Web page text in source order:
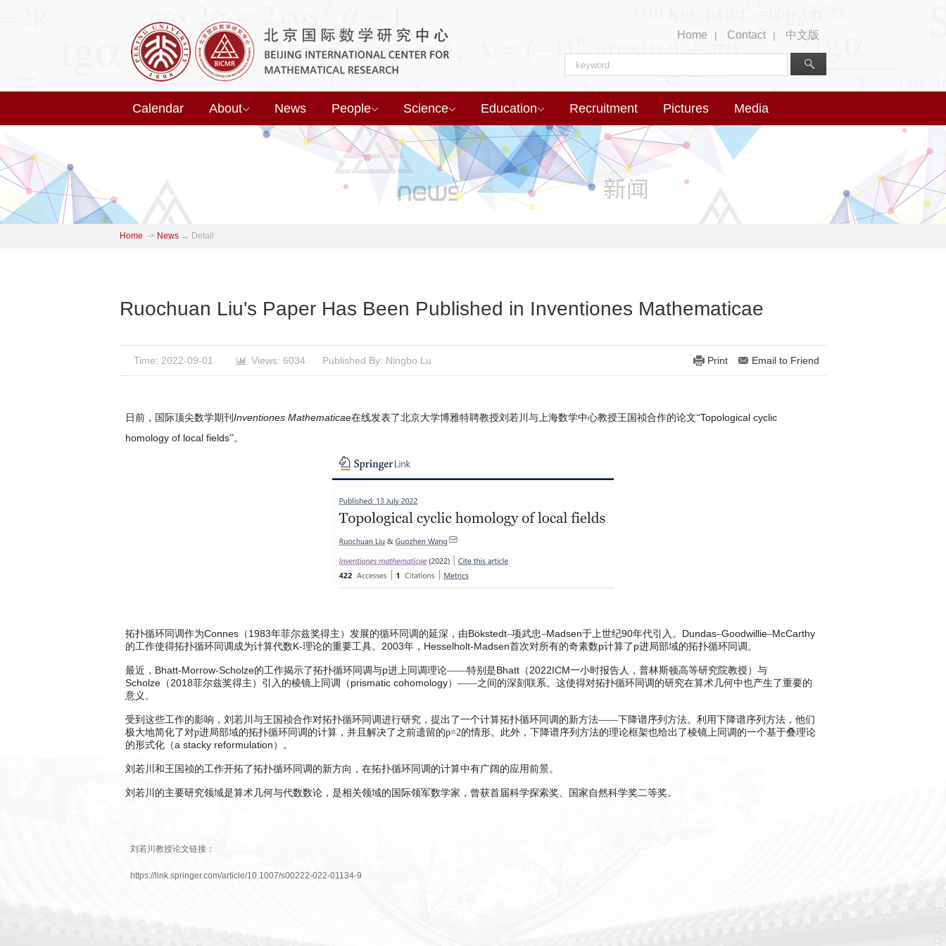
Home | Contact | 中文版
Calendar About News People Science Education Recruitment Pictures Media
Home -> News → Detail
Ruochuan Liu's Paper Has Been Published in Inventiones Mathematicae
Time: 2022-09-01 Views: 6034 Published By: Ningbo Lu Print Email to Friend
日前，国际顶尖数学期刊 Inventiones Mathematicae在线发表了北京大学博雅特聘教授刘若川与上海数学中心教授王国祯合作的论文“Topological cyclic
homology of local fields”。
拓扑循环同调作为Connes （ 1983年菲尔兹奖得主）发展的循环同调的延深，由Bökstedt–项武忠–Madsen于上世纪90年代引入。 Dundas–Goodwillie–McCarthy
的工作使得拓扑循环同调成为计算代数K-理论的重要工具。 2003年， Hesselholt-Madsen首次对所有的奇素数p计算了 p进局部域的拓扑循环同调。
最近， Bhatt-Morrow-Scholze的工作揭示了拓扑循环同调与p进上同调理论——特别是Bhatt （ 2022ICM一小时报告人，普林斯顿高等研究院教授）与
Scholze （ 2018菲尔兹奖得主）引入的棱镜上同调（ prismatic cohomology）——之间的深刻联系。这使得对拓扑循环同调的研究在算术几何中也产生了重要的
意义。
受到这些工作的影响，刘若川与王国祯合作对拓扑循环同调进行研究，提出了一个计算拓扑循环同调的新方法——下降谱序列方法。利用下降谱序列方法，他们
极大地简化了对p进局部域的拓扑循环同调的计算，并且解决了之前遗留的p=2的情形。此外，下降谱序列方法的理论框架也给出了棱镜上同调的一个基于叠理论
的形式化（a stacky reformulation ）。
刘若川和王国祯的工作开拓了拓扑循环同调的新方向，在拓扑循环同调的计算中有广阔的应用前景。
刘若川的主要研究领域是算术几何与代数数论，是相关领域的国际领军数学家，曾获首届科学探索奖、国家自然科学奖二等奖。
刘若川教授论文链接：
https://link.springer.com/article/10.1007/s00222-022-01134-9